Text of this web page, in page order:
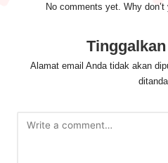
No comments yet. Why
Alamat email Anda tidak akan